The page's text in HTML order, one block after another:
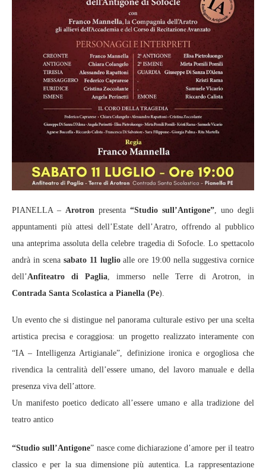
PIANELLA – Arotron presenta “Studio sull’Antigone”, uno degli
appuntamenti più attesi dell’Estate dell’Aratro, offrendo al pubblico
una anteprima assoluta della celebre tragedia di Sofocle. Lo spettacolo
andrà in scena sabato 11 luglioalle ore 19:00 nella suggestiva cornice
dell’Anfiteatro di Paglia, immerso nelle Terre di Arotron, in
Contrada Santa Scolastica a Pianella (Pe).
Un evento che si distingue nel panorama culturale estivo per una scelta
artistica precisa e coraggiosa: un progetto realizzato interamente con
“IA – Intelligenza Artigianale”, definizione ironica e orgogliosa che
rivendica la centralità dell’essere umano, del lavoro manuale e della
presenza viva dell’attore.
Un manifesto poetico dedicato all’essere umano e alla tradizione del
teatro antico
“Studio sull’Antigone” nasce come dichiarazione d’amore per il teatro
classico e per la sua dimensione più autentica. La rappresentazione